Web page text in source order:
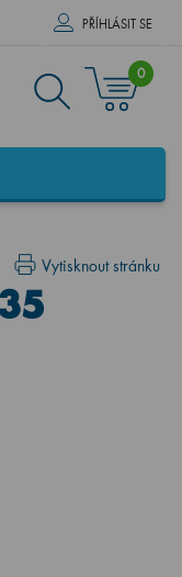
PŘÍHLÁSIT SE
0
Vytisknout stránku